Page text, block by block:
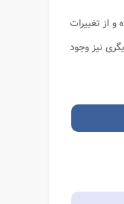
و از تغییرات
نیز وجود